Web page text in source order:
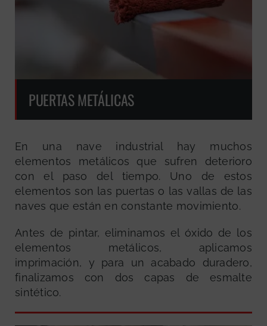
PUERTAS METÁLICAS
En una nave industrial hay muchos
elementos metálicos que sufren deterioro
con el paso del tiempo. Uno de estos
elementos son las puertas o las vallas de las
naves que están en constante movimiento.
Antes de pintar, eliminamos el óxido de los
elementos metálicos, aplicamos
imprimación, y para un acabado duradero,
finalizamos con dos capas de esmalte
sintético.